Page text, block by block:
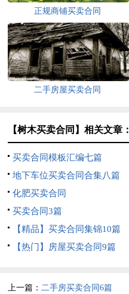
正规商铺买卖合同
二手房屋买卖合同
【树木买卖合同】相关文章：
买卖合同模板汇编七篇
地下车位买卖合同合集八篇
化肥买卖合同
买卖合同3篇
【精品】买卖合同集锦10篇
【热门】房屋买卖合同9篇
上一篇：二手房买卖合同6篇